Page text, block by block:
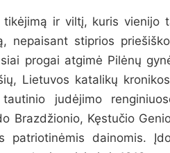
tikėjimą ir viltį, kuris
nepaisant stiprios
progai atgimė Pilėnų
Lietuvos katalikų
judėjimo
Brazdžionio, Kęstučio
patriotinėmis dainomis.